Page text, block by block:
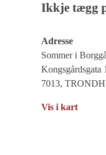
Ikkje tægg
Adresse
Sommer i
Kongsgårdsgata
7013,
Vis i kart